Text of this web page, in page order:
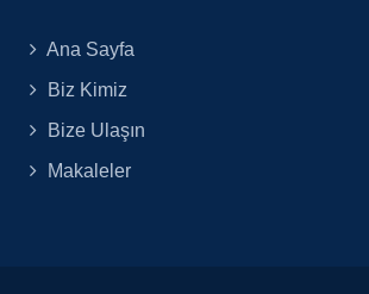
Ana Sayfa
Biz Kimiz
Bize Ulaşın
Makaleler